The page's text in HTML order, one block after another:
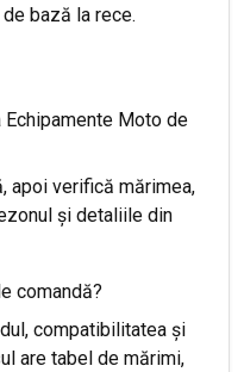
bază la rece.
Moto de
apoi verifică mărimea,
și detaliile din
comandă?
compatibilitatea și
are tabel de mărimi,